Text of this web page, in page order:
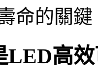
命的關鍵
LED高